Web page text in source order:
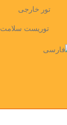
تور خارجی
توریست سلامت